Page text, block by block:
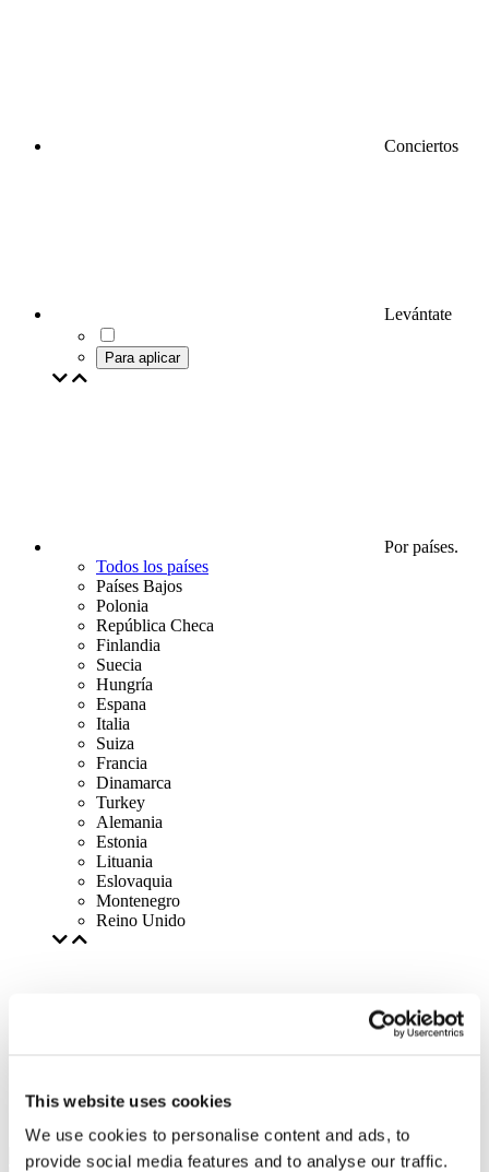
This website uses cookies
We use cookies to personalise content and ads, to
provide social media features and to analyse our traffic.
Conciertos
Levántate
Para aplicar
Por países.
Todos los países
Países Bajos
Polonia
República Checa
Finlandia
Suecia
Hungría
Espana
Italia
Suiza
Francia
Dinamarca
Turkey
Alemania
Estonia
Lituania
Eslovaquia
Montenegro
Reino Unido